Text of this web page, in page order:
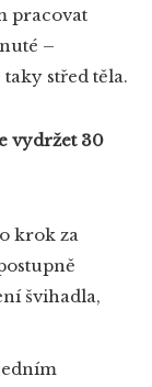
pracovat
–
střed těla.
vydržet 30
krok za
švihadla,